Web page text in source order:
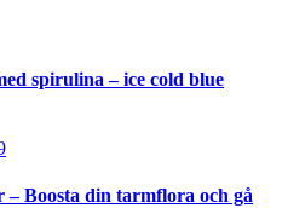
spirulina – ice cold blue
– Boosta din tarmflora och gå